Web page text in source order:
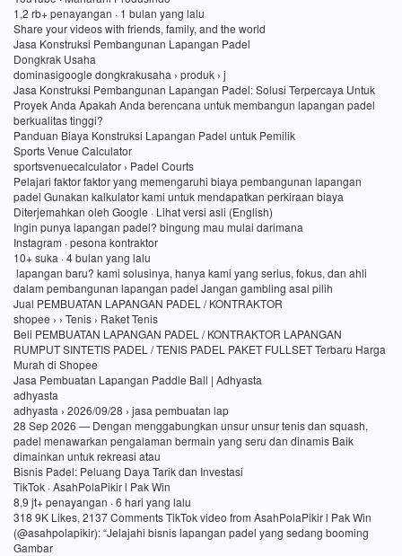
1,2 rb+ penayangan · 1 bulan yang lalu
Share your videos with friends, family, and the world
Jasa Konstruksi Pembangunan Lapangan Padel
Dongkrak Usaha
dominasigoogle dongkrakusaha › produk › j
Jasa Konstruksi Pembangunan Lapangan Padel: Solusi Terpercaya Untuk
Proyek Anda Apakah Anda berencana untuk membangun lapangan padel
berkualitas tinggi?
Panduan Biaya Konstruksi Lapangan Padel untuk Pemilik
Sports Venue Calculator
sportsvenuecalculator › Padel Courts
Pelajari faktor faktor yang memengaruhi biaya pembangunan lapangan
padel Gunakan kalkulator kami untuk mendapatkan perkiraan biaya
Diterjemahkan oleh Google · Lihat versi asli (English)
Ingin punya lapangan padel? bingung mau mulai darimana
Instagram · pesona kontraktor
10+ suka · 4 bulan yang lalu
lapangan baru? kami solusinya, hanya kami yang serius, fokus, dan ahli
dalam pembangunan lapangan padel Jangan gambling asal pilih
Jual PEMBUATAN LAPANGAN PADEL / KONTRAKTOR
shopee › › Tenis › Raket Tenis
Beli PEMBUATAN LAPANGAN PADEL / KONTRAKTOR LAPANGAN
RUMPUT SINTETIS PADEL / TENIS PADEL PAKET FULLSET Terbaru Harga
Murah di Shopee
Jasa Pembuatan Lapangan Paddle Ball | Adhyasta
adhyasta
adhyasta › 2026/09/28 › jasa pembuatan lap
28 Sep 2026 — Dengan menggabungkan unsur unsur tenis dan squash,
padel menawarkan pengalaman bermain yang seru dan dinamis Baik
dimainkan untuk rekreasi atau
Bisnis Padel: Peluang Daya Tarik dan Investasi
TikTok · AsahPolaPikir l Pak Win
8,9 jt+ penayangan · 6 hari yang lalu
318 9K Likes, 2137 Comments TikTok video from AsahPolaPikir l Pak Win
(@asahpolapikir): “Jelajahi bisnis lapangan padel yang sedang booming
Gambar